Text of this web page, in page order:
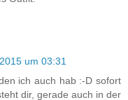
um 03:31
ich auch hab :-D sofort
dir, gerade auch in der